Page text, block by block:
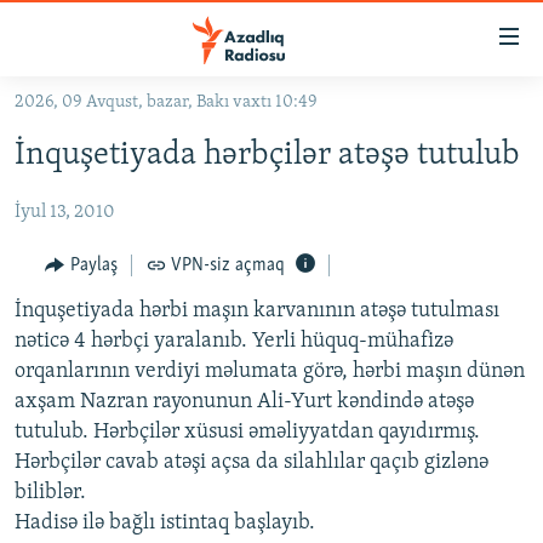
Əsas
qayıt
naviqasiyaya
Axtarışa
keç
#İZAHLA
KORRUPSIOMETR
#ƏSLINDƏ
FƏRQƏ BAX
QANUNI DOĞRU
ARAŞDIRMA
MULTIMEDIA
VIDEO
FOTOQALEREYA
RADIO ARXIV
OXU ZALI
HAQQIMIZDA
2026, 09 Avqust, bazar, Bakı vaxtı 10:49
İnquşetiyada hərbçilər atəşə tutulub
İyul 13, 2010
Paylaş VPN-siz açmaq
İnquşetiyada hərbi maşın karvanının atəşə tutulması
nəticə 4 hərbçi yaralanıb. Yerli hüquq-mühafizə
orqanlarının verdiyi məlumata görə, hərbi maşın dünən
axşam Nazran rayonunun Ali-Yurt kəndində atəşə
tutulub. Hərbçilər xüsusi əməliyyatdan qayıdırmış.
Hərbçilər cavab atəşi açsa da silahlılar qaçıb gizlənə
biliblər.
Hadisə ilə bağlı istintaq başlayıb.